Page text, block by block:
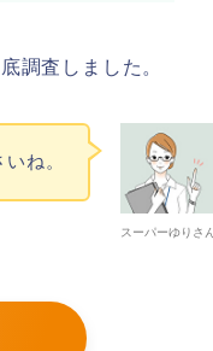
調査しました。
スーパーゆりさん
ね。